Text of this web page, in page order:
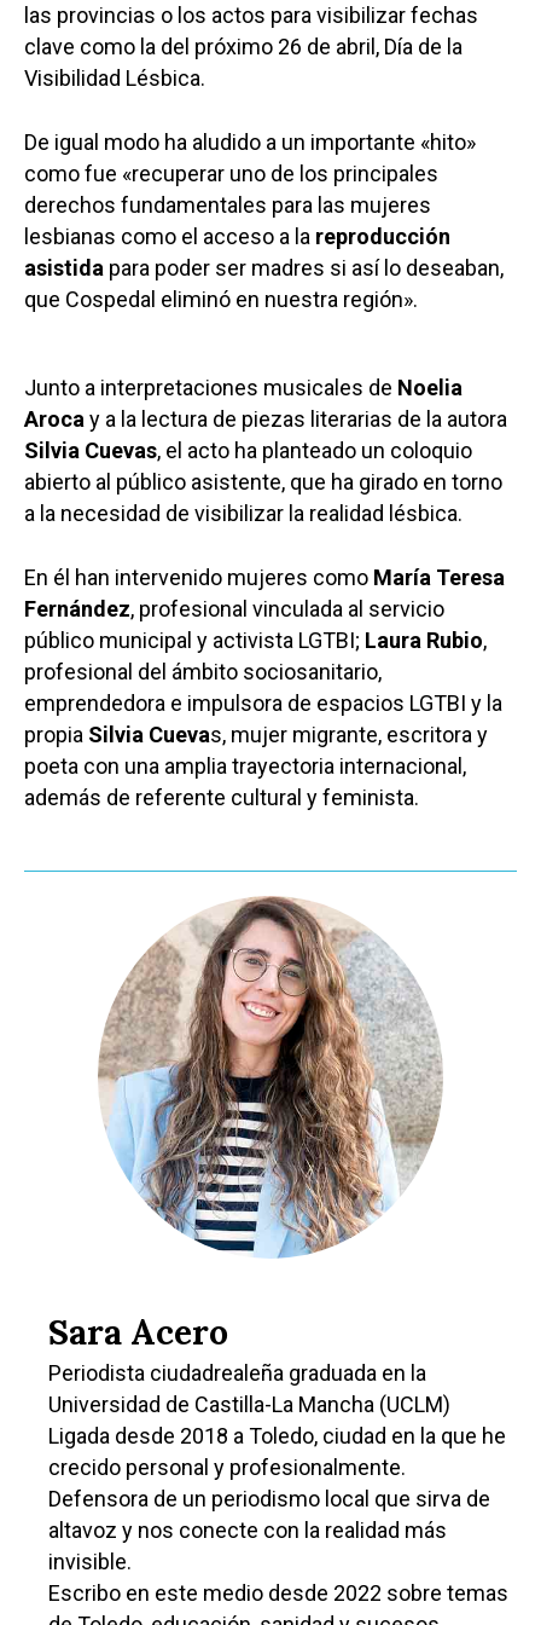
las provincias o los actos para visibilizar fechas
clave como la del próximo 26 de abril, Día de la
Visibilidad Lésbica.
De igual modo ha aludido a un importante «hito»
como fue «recuperar uno de los principales
derechos fundamentales para las mujeres
lesbianas como el acceso a la reproducción
asistida para poder ser madres si así lo deseaban,
que Cospedal eliminó en nuestra región».
Junto a interpretaciones musicales de Noelia
Aroca y a la lectura de piezas literarias de la autora
Silvia Cuevas, el acto ha planteado un coloquio
abierto al público asistente, que ha girado en torno
a la necesidad de visibilizar la realidad lésbica.
En él han intervenido mujeres como María Teresa
Fernández, profesional vinculada al servicio
público municipal y activista LGTBI; Laura Rubio,
profesional del ámbito sociosanitario,
emprendedora e impulsora de espacios LGTBI y la
propia Silvia Cuevas, mujer migrante, escritora y
poeta con una amplia trayectoria internacional,
además de referente cultural y feminista.
Sara Acero
Periodista ciudadrealeña graduada en la
Universidad de Castilla-La Mancha (UCLM)
Ligada desde 2018 a Toledo, ciudad en la que he
crecido personal y profesionalmente.
Defensora de un periodismo local que sirva de
altavoz y nos conecte con la realidad más
invisible.
Escribo en este medio desde 2022 sobre temas